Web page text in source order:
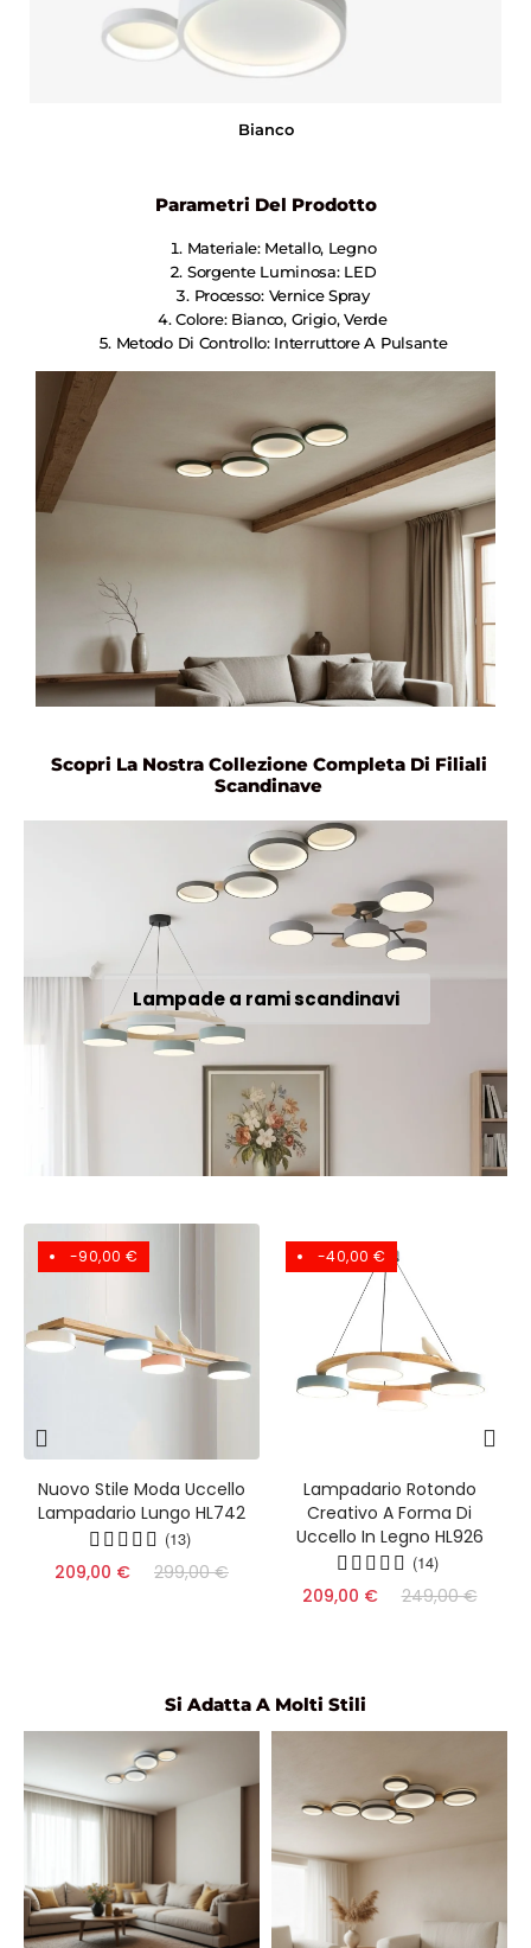
Bianco
Parametri Del Prodotto
Materiale: Metallo, Legno
Sorgente Luminosa: LED
Processo: Vernice Spray
Colore: Bianco, Grigio, Verde
Metodo Di Controllo: Interruttore A Pulsante
Scopri La Nostra Collezione Completa Di Filiali
Scandinave
Lampade a rami scandinavi
-90,00 €
Nuovo Stile Moda Uccello
Lampadario Lungo HL742
(13)
209,00 € 299,00 €
-40,00 €
Lampadario Rotondo
Creativo A Forma Di
Uccello In Legno HL926
(14)
209,00 € 249,00 €
Si Adatta A Molti Stili